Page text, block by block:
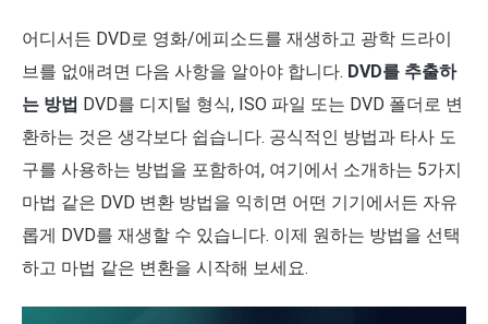
어디서든 DVD로 영화/에피소드를 재생하고 광학 드라이
브를 없애려면 다음 사항을 알아야 합니다. DVD를 추출하
는 방법 DVD를 디지털 형식, ISO 파일 또는 DVD 폴더로 변
환하는 것은 생각보다 쉽습니다. 공식적인 방법과 타사 도
구를 사용하는 방법을 포함하여, 여기에서 소개하는 5가지
마법 같은 DVD 변환 방법을 익히면 어떤 기기에서든 자유
롭게 DVD를 재생할 수 있습니다. 이제 원하는 방법을 선택
하고 마법 같은 변환을 시작해 보세요.